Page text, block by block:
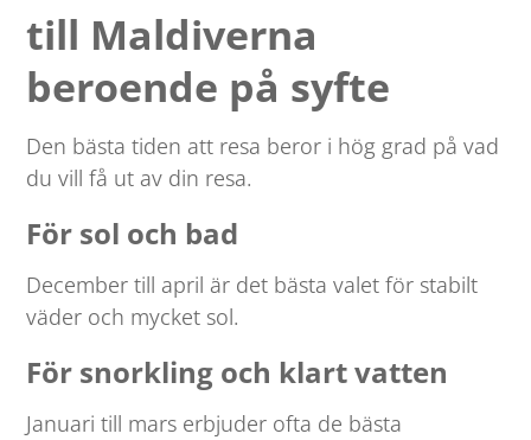
till Maldiverna
beroende på syfte
Den bästa tiden att resa beror i hög grad på vad
du vill få ut av din resa.
För sol och bad
December till april är det bästa valet för stabilt
väder och mycket sol.
För snorkling och klart vatten
Januari till mars erbjuder ofta de bästa